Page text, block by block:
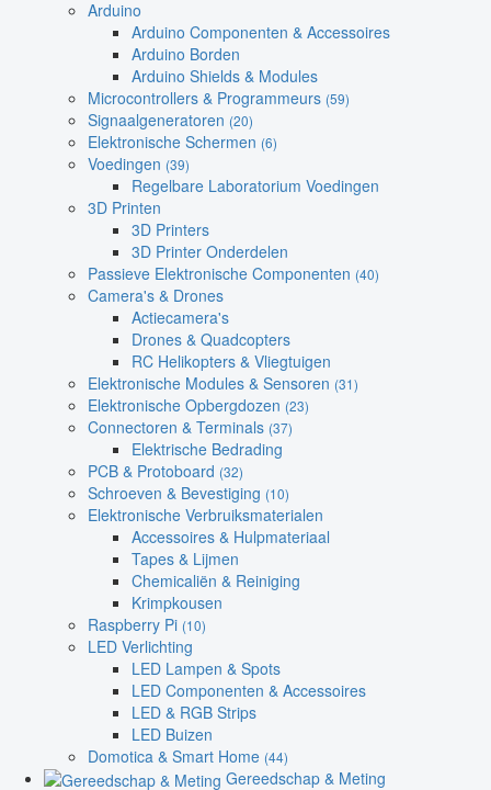
Arduino
Arduino Componenten & Accessoires
Arduino Borden
Arduino Shields & Modules
Microcontrollers & Programmeurs (59)
Signaalgeneratoren (20)
Elektronische Schermen (6)
Voedingen (39)
Regelbare Laboratorium Voedingen
3D Printen
3D Printers
3D Printer Onderdelen
Passieve Elektronische Componenten (40)
Camera's & Drones
Actiecamera's
Drones & Quadcopters
RC Helikopters & Vliegtuigen
Elektronische Modules & Sensoren (31)
Elektronische Opbergdozen (23)
Connectoren & Terminals (37)
Elektrische Bedrading
PCB & Protoboard (32)
Schroeven & Bevestiging (10)
Elektronische Verbruiksmaterialen
Accessoires & Hulpmateriaal
Tapes & Lijmen
Chemicaliën & Reiniging
Krimpkousen
Raspberry Pi (10)
LED Verlichting
LED Lampen & Spots
LED Componenten & Accessoires
LED & RGB Strips
LED Buizen
Domotica & Smart Home (44)
Gereedschap & Meting